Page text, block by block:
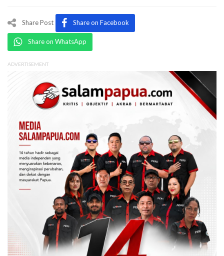
Share Post Share on Facebook
Share on WhatsApp
ADVERTISEMENT